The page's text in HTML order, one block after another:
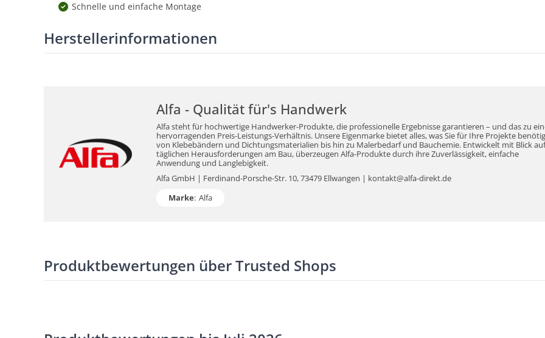
Schnelle und einfache Montage
Herstellerinformationen
Alfa - Qualität für's Handwerk
Alfa steht für hochwertige Handwerker-Produkte, die professionelle Ergebnisse garantieren – und das zu
hervorragenden Preis-Leistungs-Verhältnis. Unsere Eigenmarke bietet alles, was Sie für Ihre Projekte
von Klebebändern und Dichtungsmaterialien bis hin zu Malerbedarf und Bauchemie. Entwickelt mit Blick
täglichen Herausforderungen am Bau, überzeugen Alfa-Produkte durch ihre Zuverlässigkeit, einfache
Anwendung und Langlebigkeit.
Alfa GmbH | Ferdinand-Porsche-Str. 10, 73479 Ellwangen | kontakt@alfa-direkt.de
Marke: Alfa
Produktbewertungen über Trusted Shops